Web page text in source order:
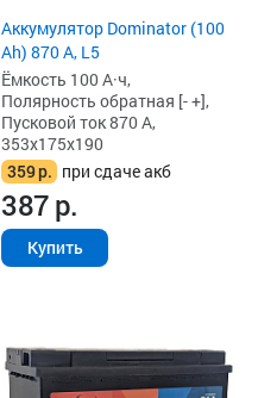
Аккумулятор Dominator (100
Ah) 870 А, L5
Ёмкость 100 А·ч,
Полярность обратная [- +],
Пусковой ток 870 А,
353x175x190
359р. при сдаче акб
387р.
Купить